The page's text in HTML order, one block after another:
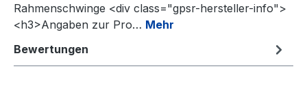
Rahmenschwinge <div class="gpsr-hersteller-info">
<h3>Angaben zur Pro… Mehr
Bewertungen